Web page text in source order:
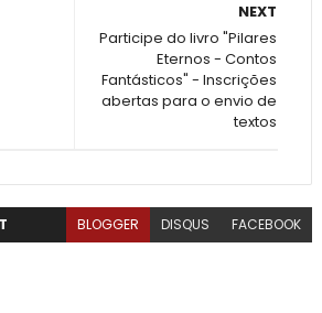
NEXT
Participe do livro "Pilares
Eternos - Contos
Fantásticos" - Inscrições
abertas para o envio de
textos
BLOGGER DISQUS FACEBOOK